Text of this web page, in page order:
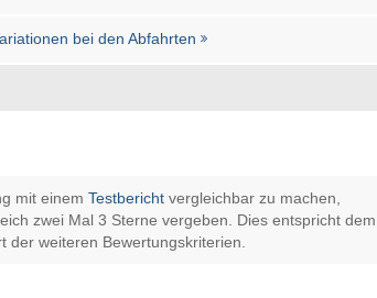
bei den Abfahrten
mit einem Testberichtvergleichbar zu machen,
zwei Mal 3 Sterne vergeben. Dies entspricht dem
der weiteren Bewertungskriterien.